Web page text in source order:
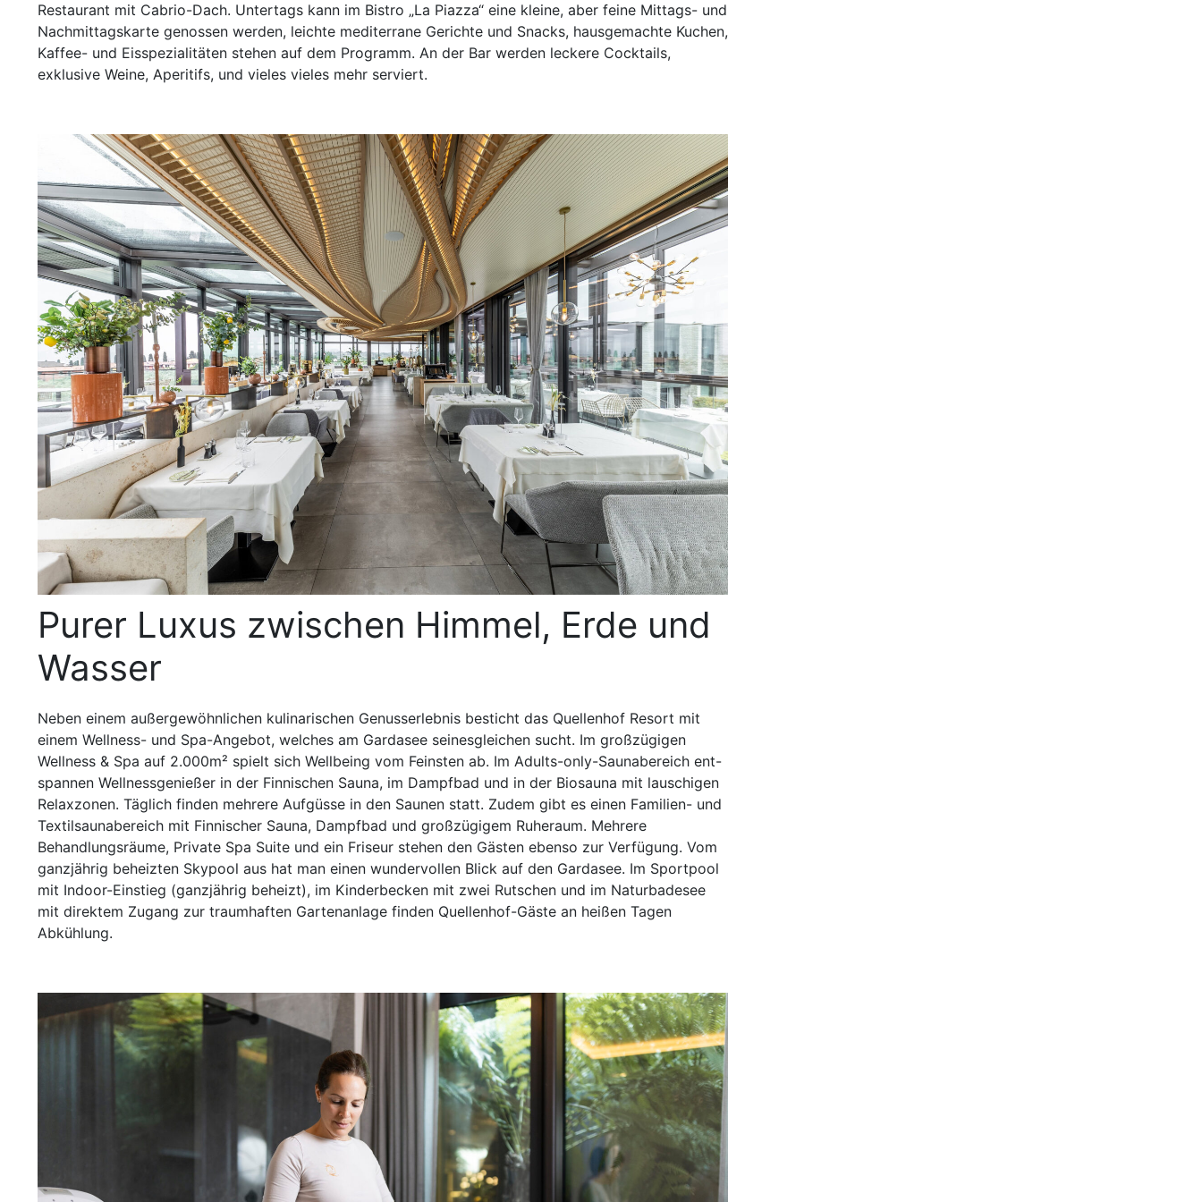
Restaurant mit Cabrio-Dach. Untertags kann im Bistro „La Piazza“ eine kleine, aber feine Mittags- und
Nachmittagskarte genossen werden, leichte mediterrane Gerichte und Snacks, hausgemachte Kuchen,
Kaffee- und Eisspezialitäten stehen auf dem Programm. An der Bar werden leckere Cocktails,
exklusive Weine, Aperitifs, und vieles vieles mehr serviert.
Purer Luxus zwischen Himmel, Erde und
Wasser
Neben einem außergewöhnlichen kulinarischen Genusserlebnis besticht das Quellenhof Resort mit
einem Wellness- und Spa-Angebot, welches am Gardasee seinesgleichen sucht. Im großzügigen
Wellness & Spa auf 2.000m² spielt sich Wellbeing vom Feinsten ab. Im Adults-only-Saunabereich ent-
spannen Wellnessgenießer in der Finnischen Sauna, im Dampfbad und in der Biosauna mit lauschigen
Relaxzonen. Täglich finden mehrere Aufgüsse in den Saunen statt. Zudem gibt es einen Familien- und
Textilsaunabereich mit Finnischer Sauna, Dampfbad und großzügigem Ruheraum. Mehrere
Behandlungsräume, Private Spa Suite und ein Friseur stehen den Gästen ebenso zur Verfügung. Vom
ganzjährig beheizten Skypool aus hat man einen wundervollen Blick auf den Gardasee. Im Sportpool
mit Indoor-Einstieg (ganzjährig beheizt), im Kinderbecken mit zwei Rutschen und im Naturbadesee
mit direktem Zugang zur traumhaften Gartenanlage finden Quellenhof-Gäste an heißen Tagen
Abkühlung.